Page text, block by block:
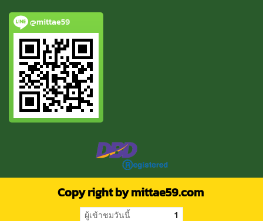
@mittae59
Copy right by mittae59.com
ผู้เข้าชมวันนี้ 1